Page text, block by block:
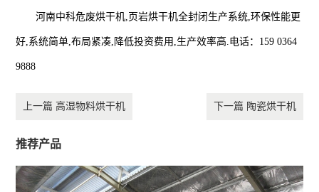
河南中科危废烘干机,页岩烘干机全封闭生产系统,环保性能更
好,系统简单,布局紧凑,降低投资费用,生产效率高.电话：159 0364
9888
上一篇 高湿物料烘干机 下一篇 陶瓷烘干机
推荐产品